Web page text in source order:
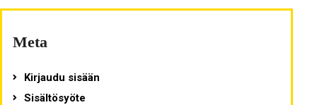
Meta
Kirjaudu sisään
Sisältösyöte